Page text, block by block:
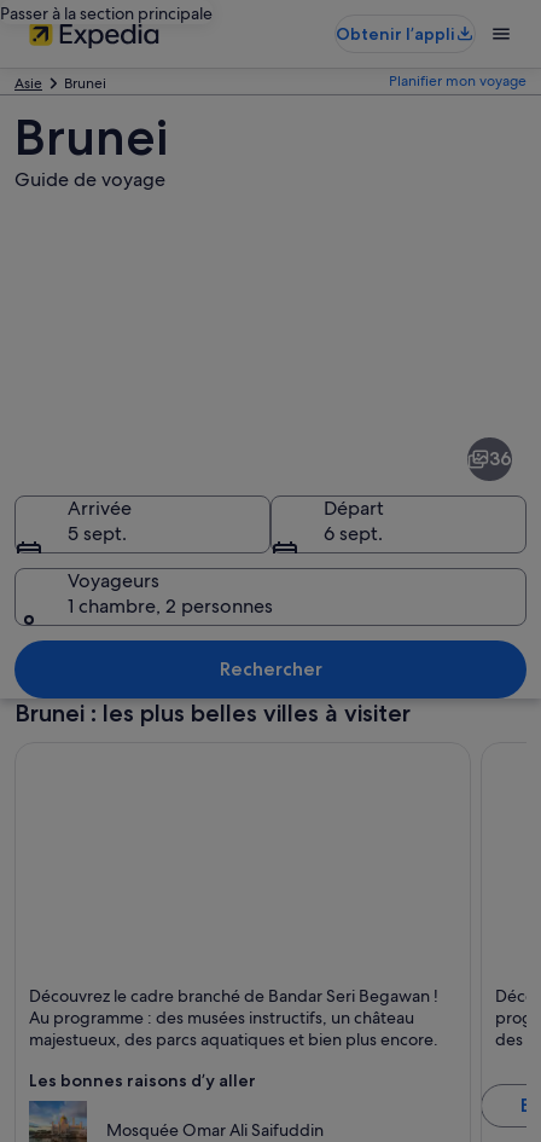
Passer à la section principale
Obtenir l’appli
Asie Brunei Planifier mon voyage
Brunei
Guide de voyage
Une magnifique mosquée
36
Arrivée
5 sept.
Départ
6 sept.
Voyageurs
1 chambre, 2 personnes
Rechercher
Brunei : les plus belles villes à visiter
Marche, Excursions et Musées
Découvrez le cadre branché de Bandar Seri Begawan !
Au programme : des musées instructifs, un château
majestueux, des parcs aquatiques et bien plus encore.
Les bonnes raisons d’y aller
Mosquée Omar Ali Saifuddin
des